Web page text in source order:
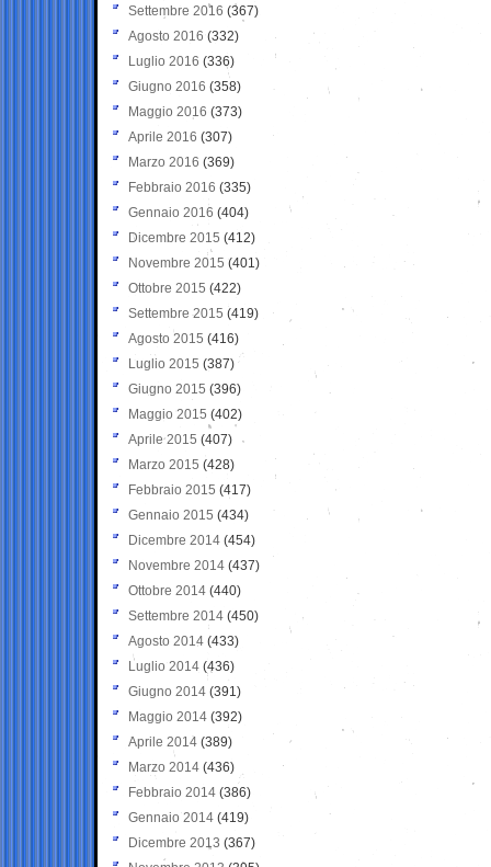
Settembre 2016 (367)
Agosto 2016 (332)
Luglio 2016 (336)
Giugno 2016 (358)
Maggio 2016 (373)
Aprile 2016 (307)
Marzo 2016 (369)
Febbraio 2016 (335)
Gennaio 2016 (404)
Dicembre 2015 (412)
Novembre 2015 (401)
Ottobre 2015 (422)
Settembre 2015 (419)
Agosto 2015 (416)
Luglio 2015 (387)
Giugno 2015 (396)
Maggio 2015 (402)
Aprile 2015 (407)
Marzo 2015 (428)
Febbraio 2015 (417)
Gennaio 2015 (434)
Dicembre 2014 (454)
Novembre 2014 (437)
Ottobre 2014 (440)
Settembre 2014 (450)
Agosto 2014 (433)
Luglio 2014 (436)
Giugno 2014 (391)
Maggio 2014 (392)
Aprile 2014 (389)
Marzo 2014 (436)
Febbraio 2014 (386)
Gennaio 2014 (419)
Dicembre 2013 (367)